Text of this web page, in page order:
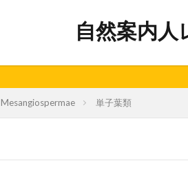
自然案内
Mesangiospermae 単子葉類